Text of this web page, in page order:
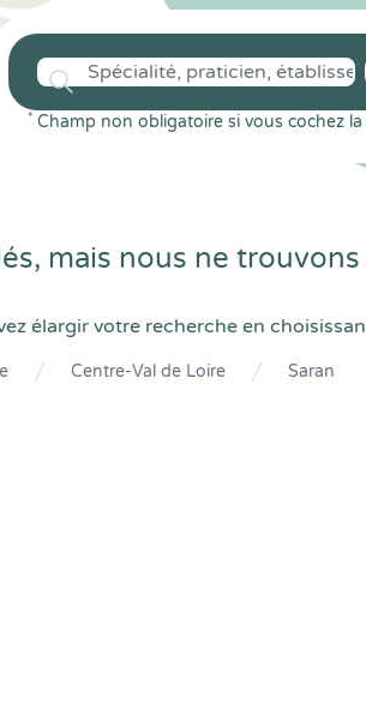
* Champ non obligatoire si vous cochez
mais nous ne
élargir votre recherche en
Centre-Val de Loire Saran